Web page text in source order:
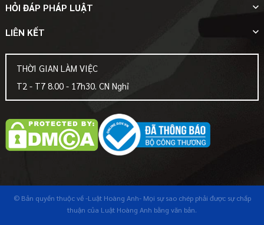
HỎI ĐÁP PHÁP LUẬT
LIÊN KẾT
THỜI GIAN LÀM VIỆC
T2 - T7 8.00 - 17h30. CN Nghỉ
© Bản quyền thuộc về-Luật Hoàng Anh-Mọi sự sao chép phải được sự chấp
thuận của Luật Hoàng Anh bằng văn bản.